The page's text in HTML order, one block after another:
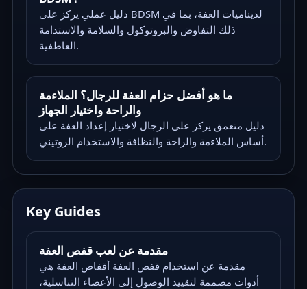
دليل عملي يركز على BDSM لديناميات العفة، بما في
ذلك التفاوض والبروتوكول والسلامة والاستدامة
العاطفية.
ما هو أفضل حزام العفة للرجال؟ الملاءمة
والراحة واختيار الجهاز
دليل متعمق يركز على الرجال لاختيار إعداد العفة على
أساس الملاءمة والراحة والنظافة والاستخدام الروتيني.
Key Guides
مقدمة عن لعب قفص العفة
مقدمة عن استخدام قفص العفة أقفاص العفة هي
أدوات مصممة لتقييد الوصول إلى الأعضاء التناسلية،